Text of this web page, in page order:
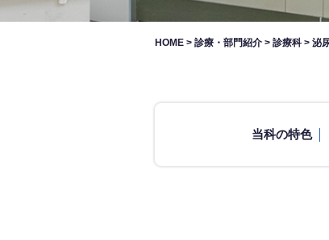
HOME > 診療・部門紹介 > 診療科> 泌
当科の特色